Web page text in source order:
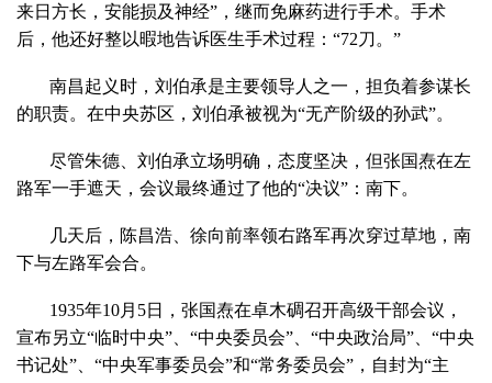
来日方长，安能损及神经”，继而免麻药进行手术。手术
后，他还好整以暇地告诉医生手术过程：“72刀。”
南昌起义时，刘伯承是主要领导人之一，担负着参谋长
的职责。在中央苏区，刘伯承被视为“无产阶级的孙武”。
尽管朱德、刘伯承立场明确，态度坚决，但张国焘在左
路军一手遮天，会议最终通过了他的“决议”：南下。
几天后，陈昌浩、徐向前率领右路军再次穿过草地，南
下与左路军会合。
1935年10月5日，张国焘在卓木碉召开高级干部会议，
宣布另立“临时中央”、“中央委员会”、“中央政治局”、“中央
书记处”、“中央军事委员会”和“常务委员会”，自封为“主